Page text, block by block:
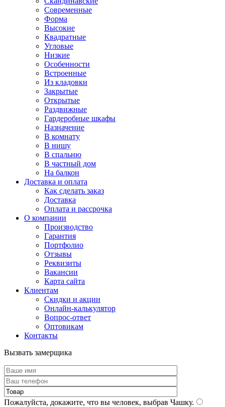
Современные
Форма
Высокие
Квадратные
Угловые
Низкие
Особенности
Встроенные
Из кладовки
Закрытые
Открытые
Раздвижные
Гардеробные шкафы
Назначение
В комнату
В нишу
В спальню
В частный дом
На балкон
Доставка и оплата
Как сделать заказ
Доставка
Оплата и рассрочка
О компании
Производство
Гарантия
Портфолио
Отзывы
Реквизиты
Вакансии
Карта сайта
Клиентам
Скидки и акции
Онлайн-калькулятор
Вопрос-ответ
Оптовикам
Контакты
Вызвать замерщика
Пожалуйста, докажите, что вы человек, выбрав Чашку.